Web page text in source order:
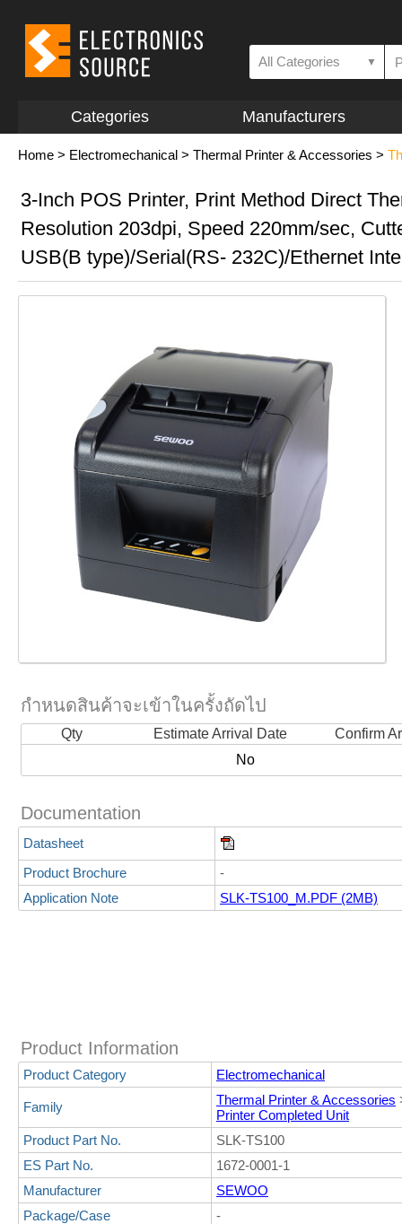
All Categories ▼
Categories Manufacturers
Home > Electromechanical > Thermal Printer & Accessories >
3-Inch POS Printer, Print Method Direct
Resolution 203dpi, Speed 220mm/sec,
USB(B type)/Serial(RS- 232C)/Ethernet
กำหนดสินค้าจะเข้าในครั้งถัดไป
Qty Estimate Arrival Date
Confirm
No
Documentation
Datasheet
Product Brochure
-
Application Note
SLK-TS100_M.PDF (2MB)
Product Information
Product Category Electromechanical
Family Thermal Printer & Accessories
Printer Completed Unit
Product Part No.
SLK-TS100
ES Part No.
1672-0001-1
Manufacturer
SEWOO
Package/Case
-